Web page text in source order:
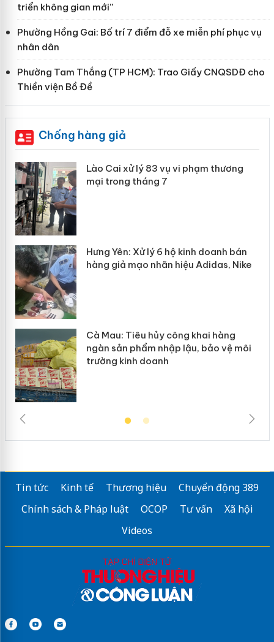
triển không gian mới”
Phường Hồng Gai: Bố trí 7 điểm đỗ xe miễn phí phục vụ
nhân dân
Phường Tam Thắng (TP HCM): Trao Giấy CNQSDĐ cho
Thiền viện Bồ Đề
Chống hàng giả
Lào Cai xử lý 83 vụ vi phạm thương
mại trong tháng 7
Hưng Yên: Xử lý 6 hộ kinh doanh bán
hàng giả mạo nhãn hiệu Adidas, Nike
Cà Mau: Tiêu hủy công khai hàng
ngàn sản phẩm nhập lậu, bảo vệ môi
trường kinh doanh
Tin tức Kinh tế Thương hiệu
Chuyển động 389
Chính sách & Pháp luật
OCOP Tư vấn
Xã hội
Videos